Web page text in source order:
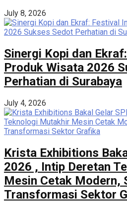
July 8, 2026
Sinergi Kopi dan
Produk Wisata 2026
Perhatian di Surabaya
July 4, 2026
Krista Exhibitions
2026 , Intip Deretan
Mesin Cetak Modern,
Transformasi Sektor